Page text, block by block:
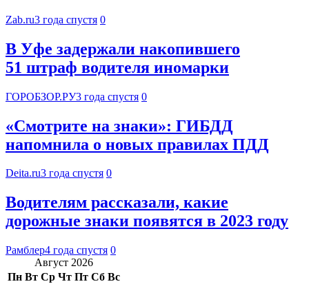
Zab.ru3 года спустя 0
В Уфе задержали накопившего
51 штраф водителя иномарки
ГОРОБЗОР.РУ3 года спустя 0
«Смотрите на знаки»: ГИБДД
напомнила о новых правилах ПДД
Deita.ru3 года спустя 0
Водителям рассказали, какие
дорожные знаки появятся в 2023 году
Рамблер4 года спустя 0
Август 2026
Пн Вт Ср Чт Пт Сб Вс